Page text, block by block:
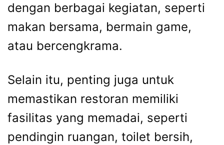
dengan berbagai kegiatan, seperti
makan bersama, bermain game,
atau bercengkrama.
Selain itu, penting juga untuk
memastikan restoran memiliki
fasilitas yang memadai, seperti
pendingin ruangan, toilet bersih,